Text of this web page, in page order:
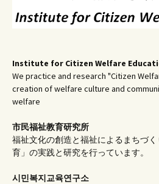
Institute for Citizen Welfare
We practice and research "Citizen
creation of welfare culture and
welfare
市民福祉教育研究所
福祉文化の創造と福祉によるまちづ
育」の実践と研究を行っています。
시민복지교육연구소